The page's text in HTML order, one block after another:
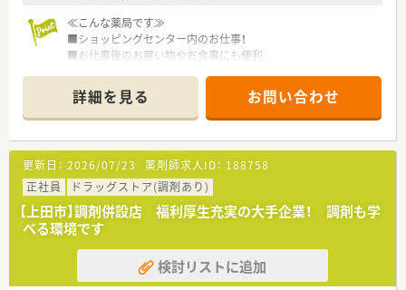
≪こんな薬局です≫
■ショッピングセンター内のお仕事！
■お仕事後のお買い物やお食事にも便利
■22：00まで・土日祝も営業しておりますが、パートも土日祝勤
務できる方を優先して採用されておりますので、偏りなくシフト
調整が可能
≪会社の安定性は抜群≫
■世界14カ国(約300社)に展開するグループ中核企業。グローバ
ル企業にて安定した経営環境の中で安心して働く事が出来ま
す。
■全国に約300店舗を展開しており、調剤はもちろん、OTCやシ
ニアケア、漢方薬、健康食品といった健康に必要な商品・サービ
ス提供、クリニックの誘致など新たな取り組みも実施していま
詳細を見る お問い合わせ
更新日： 2026/07/23 薬剤師求人ID： 188758
正社員
ドラッグストア(調剤あり)
【上田市】調剤併設店 福利厚生充実の大手企業！ 調剤も学
べる環境です
検討リストに追加